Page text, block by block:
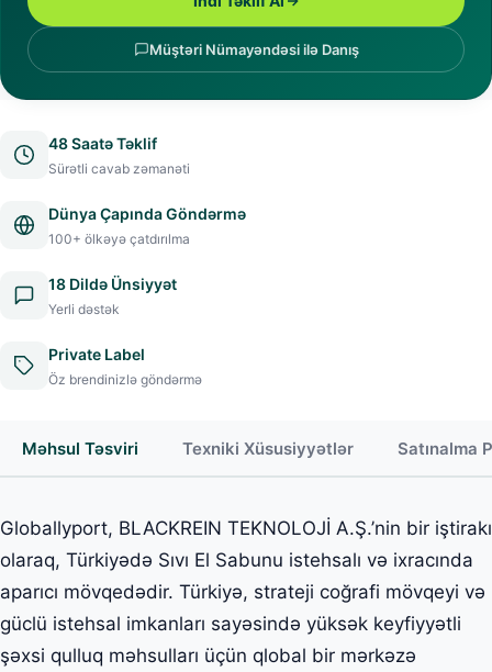
Müştəri Nümayəndəsi ilə Danış
48 Saatə Təklif
Sürətli cavab zəmanəti
Dünya Çapında Göndərmə
100+ ölkəyə çatdırılma
18 Dildə Ünsiyyət
Yerli dəstək
Private Label
Öz brendinizlə göndərmə
Məhsul Təsviri Texniki Xüsusiyyətlər Satınalma
Globallyport, BLACKREIN TEKNOLOJİ A.Ş.’nin bir iştirakı
olaraq, Türkiyədə Sıvı El Sabunu istehsalı və ixracında
aparıcı mövqedədir. Türkiyə, strateji coğrafi mövqeyi və
güclü istehsal imkanları sayəsində yüksək keyfiyyətli
şəxsi qulluq məhsulları üçün qlobal bir mərkəzə